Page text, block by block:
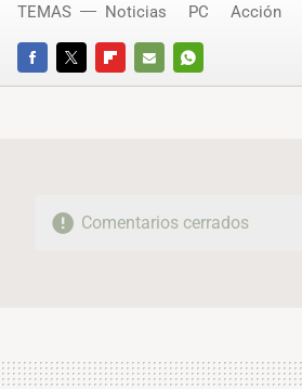
FACEBOOKTWITTERFLIPBOARD
E-
WHATSAPP
TEMAS Noticias PC Acción
Comentarios cerrados